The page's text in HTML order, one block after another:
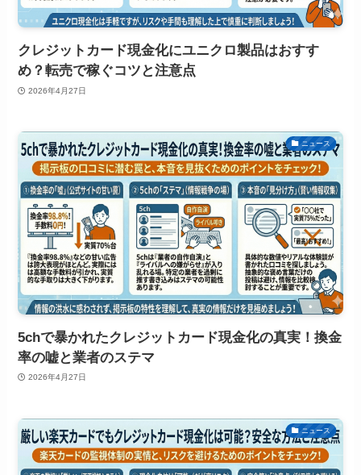
クレジットカード現金化にユニクロ製品はおすす
め？転売で稼ぐコツと注意点
2026年4月27日
ニュース
5chで暴かれたクレジットカード現金化の真実！換金
率の嘘と業者のステマ
2026年4月27日
ニュース